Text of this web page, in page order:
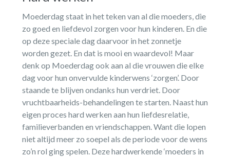
Moederdag staat in het teken van al die moeders, die
zo goed en liefdevol zorgen voor hun kinderen. En die
op deze speciale dag daarvoor in het zonnetje
worden gezet. En dat is mooi en waardevol! Maar
denk op Moederdag ook aan al die vrouwen die elke
dag voor hun onvervulde kinderwens ‘zorgen’. Door
staande te blijven ondanks hun verdriet. Door
vruchtbaarheids-behandelingen te starten. Naast hun
eigen proces hard werken aan hun liefdesrelatie,
familieverbanden en vriendschappen. Want die lopen
niet altijd meer zo soepel als de periode voor de wens
zo’n rol ging spelen. Deze hardwerkende ‘moeders in